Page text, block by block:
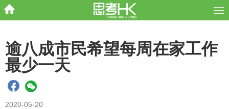
逾八成市民希望每周在家工作
最少一天
2020-05-20